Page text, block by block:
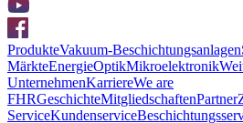
ProdukteVakuum-Beschichtungsanlagen
MärkteEnergieOptikMikroelektronik
UnternehmenKarriereWe are
FHRGeschichteMitgliedschaftenPartner
ServiceKundenservice